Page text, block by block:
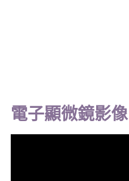
電子顯微鏡影像